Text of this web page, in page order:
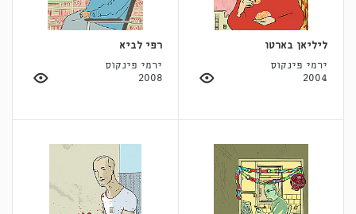
ליליאן בארטו
ירמי פינקוס
2004
רפי לביא
ירמי פינקוס
2008